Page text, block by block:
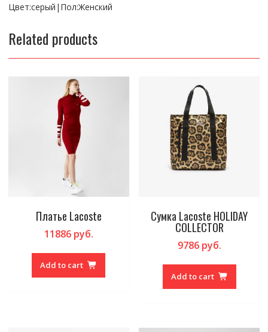
Цвет:серый|Пол:Женский
Related products
Платье Lacoste
11886руб.
Add to cart
Сумка Lacoste HOLIDAY
COLLECTOR
9786руб.
Add to cart